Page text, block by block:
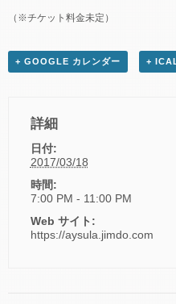
（※チケット料金未定）
+ GOOGLE カレンダー +
詳細
日付:
2017/03/18
時間:
7:00 PM - 11:00 PM
Web サイト:
https://aysula.jimdo.com